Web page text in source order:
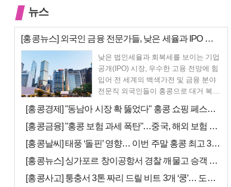
뉴스
[홍콩뉴스] 외국인 금융 전문가들, 낮은 세율과 IPO 시장 회복에 홍콩…
낮은 법인세율과 회복세를 보이는 기업
공개(IPO) 시장, 우수한 고용 전망에 힘
입어 전 세계의 백색가전 및 금융 분야
전문직 외국인들이 홍콩으로 대거 복귀
[홍콩경제] "동남아 시장 확 뚫었다" 홍콩 쇼핑 페스티벌, 매출 대박 …
[홍콩금융] "홍콩 보험 과세 폭탄"…중국, 해외 보험 수익에 20% 세…
[홍콩날씨] 태풍 ‘돌핀’ 영향… 이번 주말 홍콩 최고 36도 폭염 비상
[홍콩뉴스] 싱가포르 창이공항서 경찰 깨물고 승객 폭행한 홍콩 모자, 결…
[홍콩사고] 퉁충서 3톤 짜리 드릴 비트 3개 ‘쿵’… 도로 파손·교통 …